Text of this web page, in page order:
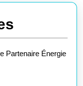
Partenaire Énergie